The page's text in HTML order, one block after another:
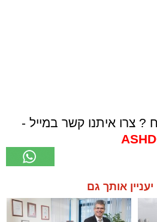
? צרו איתנו קשר במייל -
יעניין אותך גם